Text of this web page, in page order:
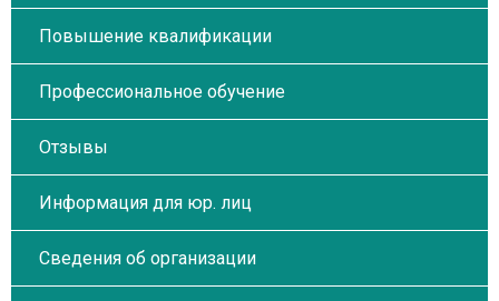
Повышение квалификации
Профессиональное обучение
Отзывы
Информация для юр. лиц
Сведения об организации